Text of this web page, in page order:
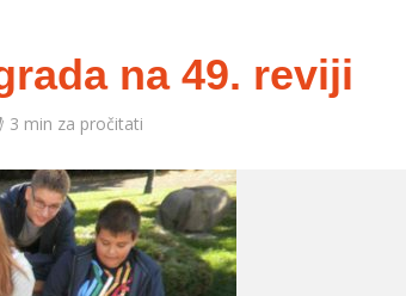
na 49. reviji
3 min za pročitati